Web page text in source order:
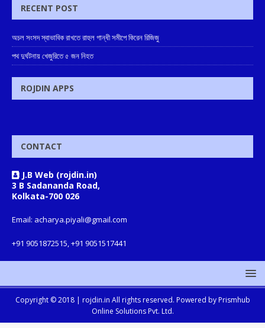
RECENT POST
অচল সংসদ স্বাভাবিক রাখতে রাহুল গান্ধী সমীপে কিরেন রিজিজু
পথ দুর্ঘটনায় খেজুরিতে ৫ জন নিহত
ROJDIN APPS
CONTACT
J.B Web (rojdin.in)
3 B Sadananda Road,
Kolkata-700 026
Email: acharya.piyali@gmail.com
+91 9051872515, +91 9051517441
Copyright © 2018 | rojdin.in All rights reserved. Powered by Prismhub
Online Solutions Pvt. Ltd.